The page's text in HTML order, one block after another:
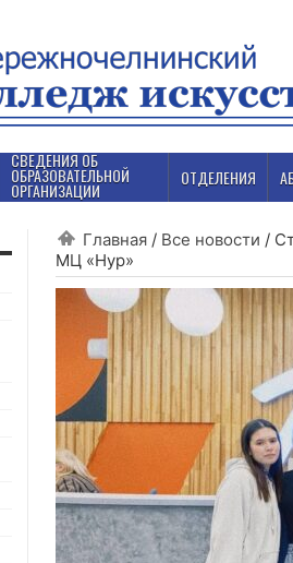
СВЕДЕНИЯ ОБ
ОБРАЗОВАТЕЛЬНОЙ
ОРГАНИЗАЦИИ
ОТДЕЛЕНИЯ
Главная / Все новости /
МЦ «Нур»